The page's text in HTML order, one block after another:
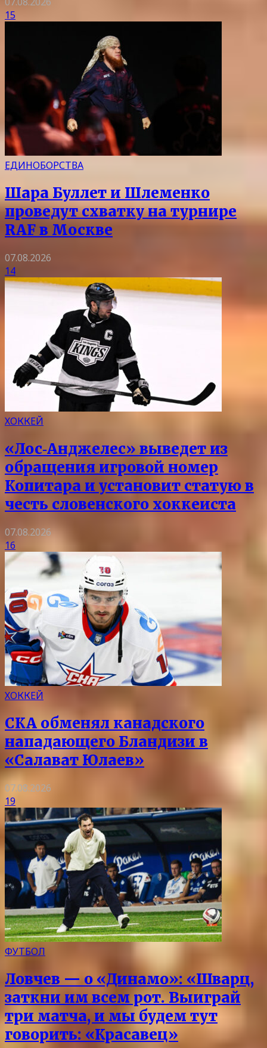
15
ЕДИНОБОРСТВА
Шара Буллет и Шлеменко
проведут схватку на турнире
RAF в Москве
07.08.2026
14
ХОККЕЙ
«Лос‑Анджелес» выведет из
обращения игровой номер
Копитара и установит статую в
честь словенского хоккеиста
07.08.2026
16
ХОККЕЙ
СКА обменял канадского
нападающего Бландизи в
«Салават Юлаев»
07.08.2026
19
ФУТБОЛ
Ловчев — о «Динамо»: «Шварц,
заткни им всем рот. Выиграй
три матча, и мы будем тут
говорить: «Красавец»